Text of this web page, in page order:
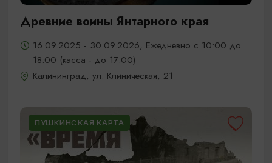
Древние воины Янтарного края
16.09.2025 - 30.09.2026, Ежедневно с 10:00 до
18:00 (касса - до 17:00)
Калининград, ул. Клиническая, 21
ПУШКИНСКАЯ КАРТА